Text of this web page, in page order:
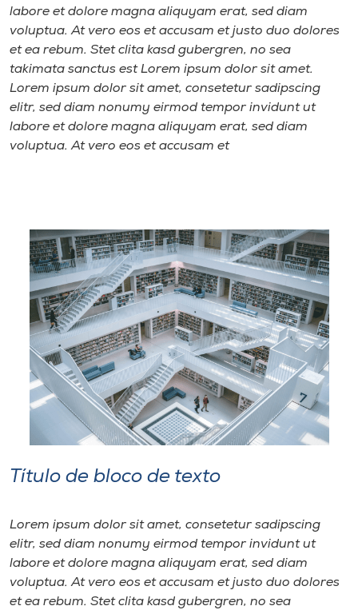
labore et dolore magna aliquyam erat, sed diam
voluptua. At vero eos et accusam et justo duo dolores
et ea rebum. Stet clita kasd gubergren, no sea
takimata sanctus est Lorem ipsum dolor sit amet.
Lorem ipsum dolor sit amet, consetetur sadipscing
elitr, sed diam nonumy eirmod tempor invidunt ut
labore et dolore magna aliquyam erat, sed diam
voluptua. At vero eos et accusam et
Título de bloco de texto
Lorem ipsum dolor sit amet, consetetur sadipscing
elitr, sed diam nonumy eirmod tempor invidunt ut
labore et dolore magna aliquyam erat, sed diam
voluptua. At vero eos et accusam et justo duo dolores
et ea rebum. Stet clita kasd gubergren, no sea